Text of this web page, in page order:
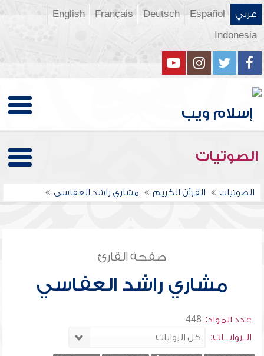
عربي Español
Deutsch
Français
English
Indonesia
الصوتيات
الصوتيات القرآن الكريم مشاري راشد العفاسي
صفحة القارئ
مشاري راشد العفاسي
عدد المواد: 448
الــروايـــات: